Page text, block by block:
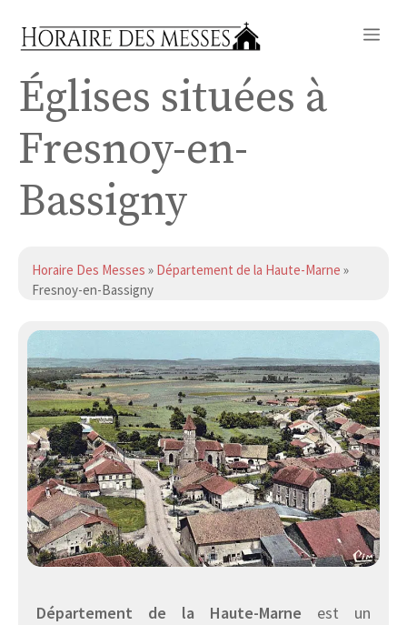
Églises situées à
Fresnoy-en-
Bassigny
Horaire Des Messes » Département de la Haute-Marne »
Fresnoy-en-Bassigny
Département de la Haute-Marne est un